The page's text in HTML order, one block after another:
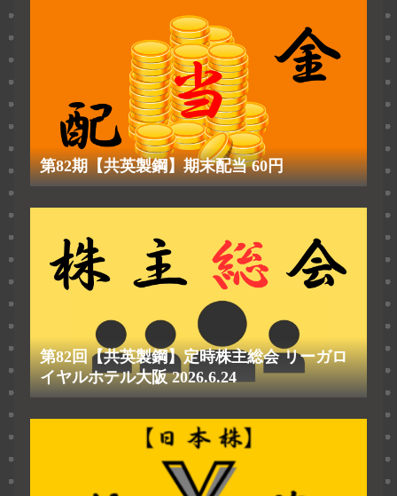
第82期【共英製鋼】期末配当 60円
第82回【共英製鋼】定時株主総会 リーガロ
イヤルホテル大阪 2026.6.24